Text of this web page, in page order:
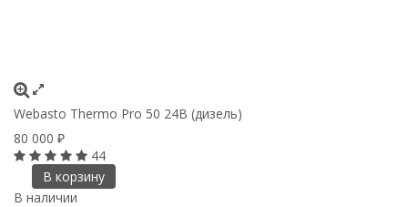
Webasto Thermo Pro 50 24В (дизель)
80 000 ₽
44
В корзину
В наличии